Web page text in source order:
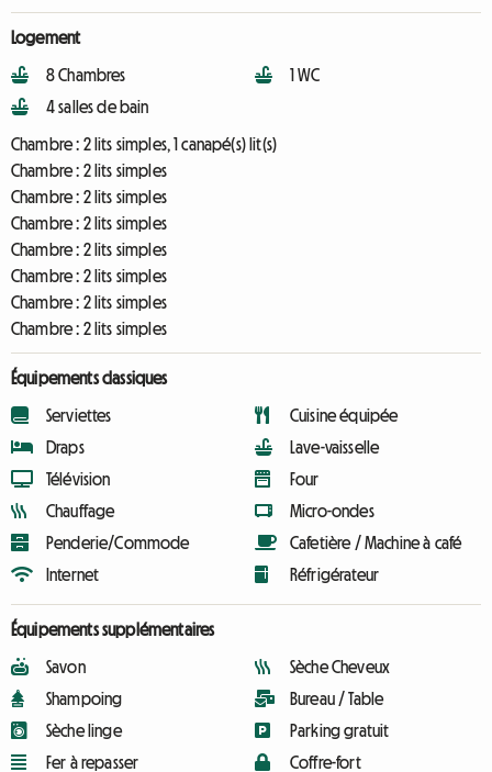
Logement
8 Chambres
4 salles de bain
1 WC
Chambre : 2 lits simples, 1 canapé(s) lit(s)
Chambre : 2 lits simples
Chambre : 2 lits simples
Chambre : 2 lits simples
Chambre : 2 lits simples
Chambre : 2 lits simples
Chambre : 2 lits simples
Chambre : 2 lits simples
Équipements classiques
Serviettes
Draps
Télévision
Chauffage
Penderie/Commode
Internet
Cuisine équipée
Lave-vaisselle
Four
Micro-ondes
Cafetière / Machine à café
Réfrigérateur
Équipements supplémentaires
Savon
Shampoing
Sèche linge
Fer à repasser
Sèche Cheveux
Bureau / Table
Parking gratuit
Coffre-fort